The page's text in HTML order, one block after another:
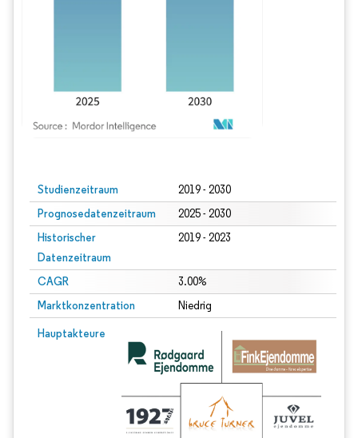
Studienzeitraum 2019 - 2030
Prognosedatenzeitraum 2025 - 2030
Historischer
Datenzeitraum
2019 - 2023
CAGR 3.00%
Marktkonzentration Niedrig
Hauptakteure